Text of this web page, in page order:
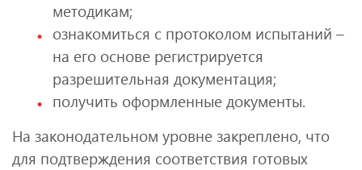
методикам;
ознакомиться с протоколом испытаний –
на его основе регистрируется
разрешительная документация;
получить оформленные документы.
На законодательном уровне закреплено, что
для подтверждения соответствия готовых